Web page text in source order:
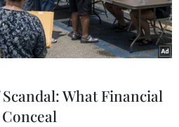
What Financial